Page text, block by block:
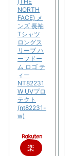
NORTH
FACE) メ
ンズ 長袖
Tシャツ
ロングス
リーブ ハ
ーフドー
ム ロゴ テ
ィー
NT82231
W UVプロ
テクト
(nt82231-
w)
楽